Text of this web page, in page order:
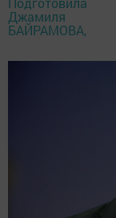
Джамиля
БАЙРАМОВА,